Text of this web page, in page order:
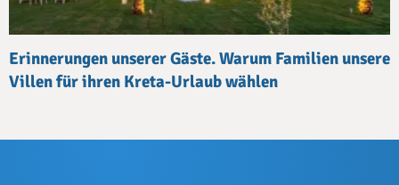
Erinnerungen unserer Gäste. Warum Familien unsere
Villen für ihren Kreta-Urlaub wählen